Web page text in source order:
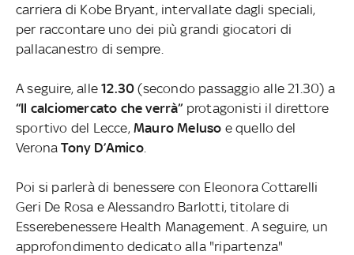
carriera di Kobe Bryant, intervallate dagli speciali,
per raccontare uno dei più grandi giocatori di
pallacanestro di sempre.
A seguire, alle12.30 (secondo passaggio alle 21.30) a
“Il calciomercato che verrà” protagonisti il direttore
sportivo del Lecce, Mauro Meluso e quello del
VeronaTony D’Amico.
Poi si parlerà di benessere con Eleonora Cottarelli
Geri De Rosa e Alessandro Barlotti, titolare di
Esserebenessere Health Management. A seguire, un
approfondimento dedicato alla "ripartenza"